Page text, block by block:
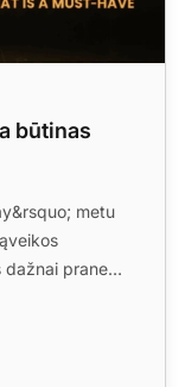
būtinas
metu
praneša